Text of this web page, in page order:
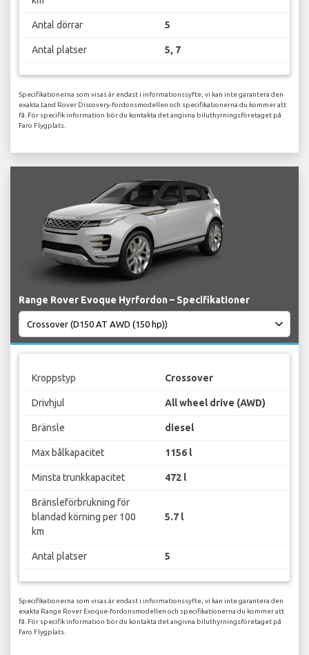
Antal dörrar 5
Antal platser 5, 7
Specifikationerna som visas är endast i informationssyfte, vi kan inte garantera den
exakta Land Rover Discovery-fordonsmodellen och specifikationerna du kommer att
få. För specifik information bör du kontakta det angivna biluthyrningsföretaget på
Faro Flygplats.
Range Rover Evoque Hyrfordon – Specifikationer
Kroppstyp Crossover
Drivhjul All wheel drive (AWD)
Bränsle diesel
Max bålkapacitet 1156 l
Minsta trunkkapacitet 472 l
Bränsleförbrukning för
blandad körning per 100
km
5.7 l
Antal platser 5
Specifikationerna som visas är endast i informationssyfte, vi kan inte garantera den
exakta Range Rover Evoque-fordonsmodellen och specifikationerna du kommer att
få. För specifik information bör du kontakta det angivna biluthyrningsföretaget på
Faro Flygplats.